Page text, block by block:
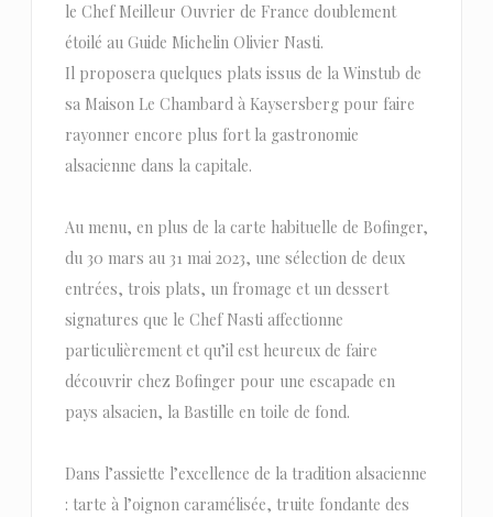
le Chef Meilleur Ouvrier de France doublement
étoilé au Guide Michelin Olivier Nasti.
Il proposera quelques plats issus de la Winstub de
sa Maison Le Chambard à Kaysersberg pour faire
rayonner encore plus fort la gastronomie
alsacienne dans la capitale.
Au menu, en plus de la carte habituelle de Bofinger,
du 30 mars au 31 mai 2023, une sélection de deux
entrées, trois plats, un fromage et un dessert
signatures que le Chef Nasti affectionne
particulièrement et qu’il est heureux de faire
découvrir chez Bofinger pour une escapade en
pays alsacien, la Bastille en toile de fond.
Dans l’assiette l’excellence de la tradition alsacienne
: tarte à l’oignon caramélisée, truite fondante des